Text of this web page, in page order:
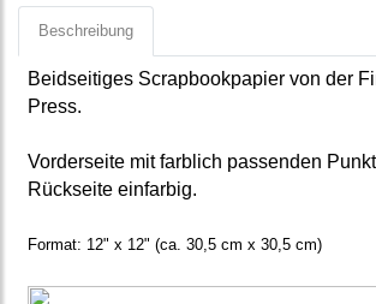
Beschreibung
Beidseitiges Scrapbookpapier von der
Press.
Vorderseite mit farblich passenden
Rückseite einfarbig.
Format: 12" x 12" (ca. 30,5 cm x 30,5 cm)